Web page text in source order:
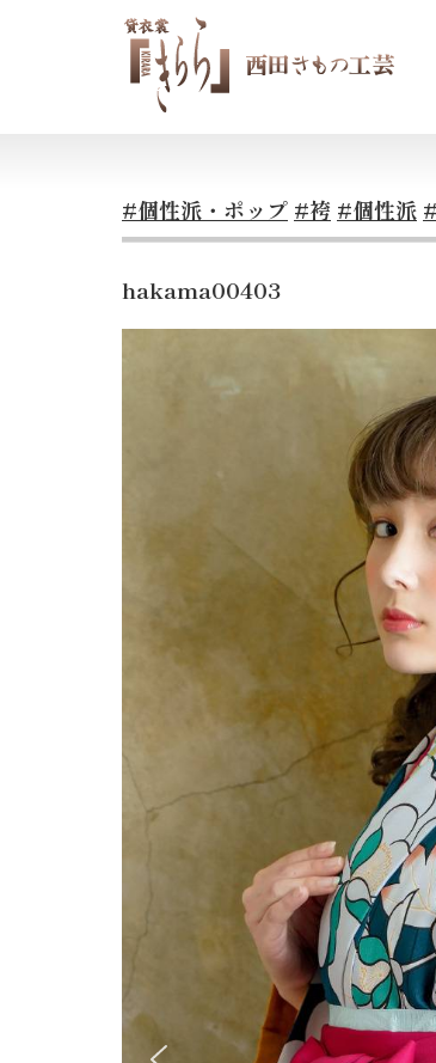
#個性派・ポップ #袴 #個性派
hakama00403